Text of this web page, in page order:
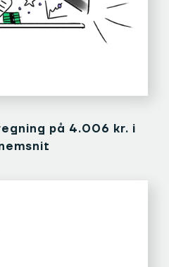
på 4.006 kr. i